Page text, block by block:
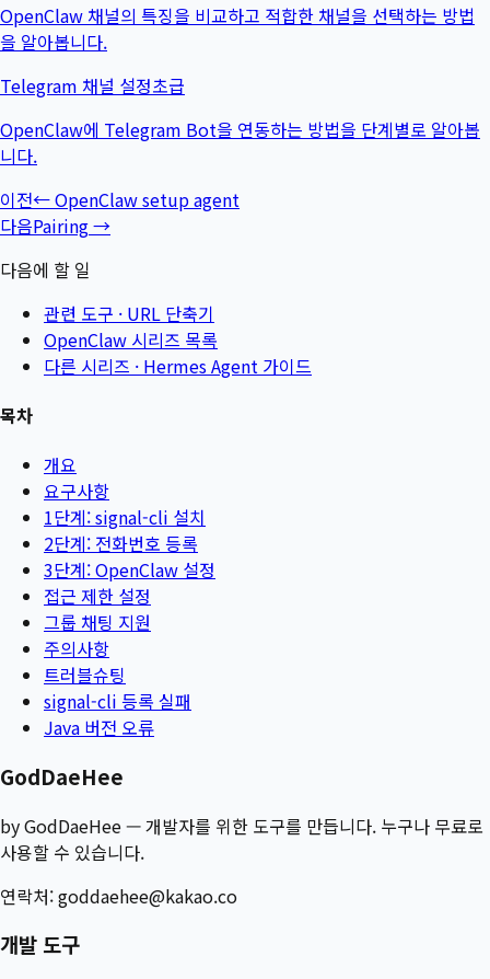
OpenClaw 채널의 특징을 비교하고 적합한 채널을 선택하는 방법
을 알아봅니다.
Telegram 채널 설정초급
OpenClaw에 Telegram Bot을 연동하는 방법을 단계별로 알아봅
니다.
이전←OpenClaw setup agent
다음Pairing→
다음에 할 일
관련 도구 · URL 단축기
OpenClaw 시리즈 목록
다른 시리즈 · Hermes Agent 가이드
목차
개요
요구사항
1단계: signal-cli 설치
2단계: 전화번호 등록
3단계: OpenClaw 설정
접근 제한 설정
그룹 채팅 지원
주의사항
트러블슈팅
signal-cli 등록 실패
Java 버전 오류
GodDaeHee
by GodDaeHee — 개발자를 위한 도구를 만듭니다. 누구나 무료로
사용할 수 있습니다.
연락처:goddaehee@kakao.co
개발 도구